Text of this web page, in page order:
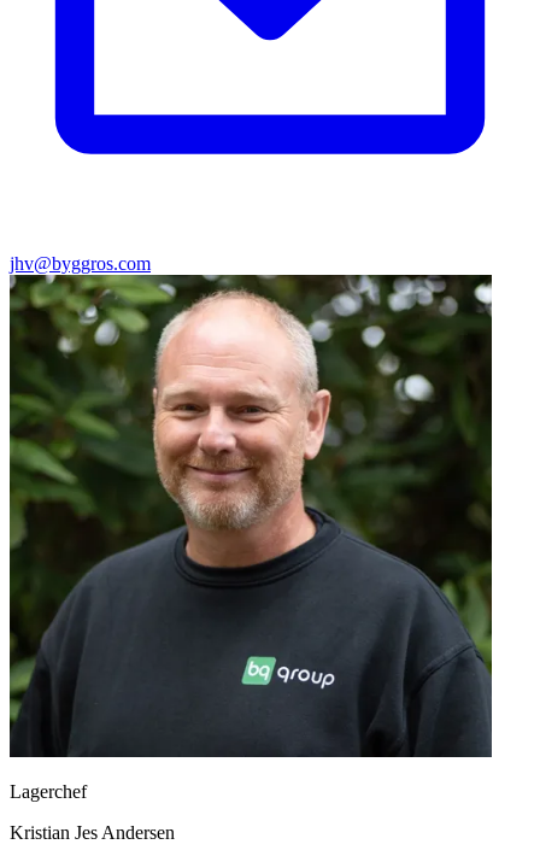
jhv@byggros.com
Lagerchef
Kristian Jes Andersen